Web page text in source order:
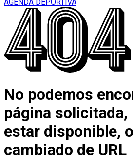
AGENDA DEPORTIVA
No podemos
página solicitada,
estar disponible,
cambiado de URL